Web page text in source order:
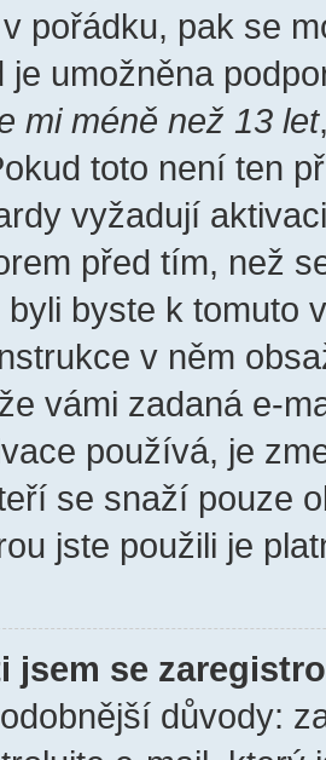
pořádku, pak se
umožněna
mi méně než 13 let
toto není ten
vyžadují
před tím, než
byli byste k tomuto
v něm
vámi zadaná e-
používá, je
se snaží pouze
jste použili je
jsem se
důvody: